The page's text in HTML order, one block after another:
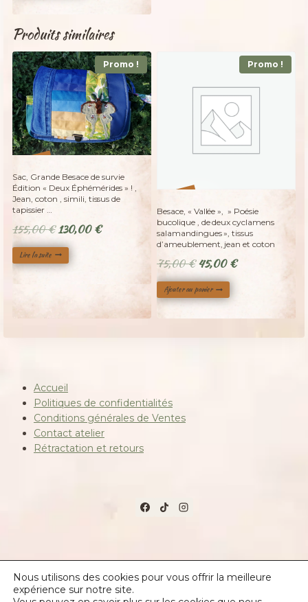
100,00 €.
Produits similaires
Promo !
Adopté
Sac, Grande Besace de survie
Édition « Deux Éphémérides » ! ,
Jean, coton , simili, tissus de
tapissier …
155,00€ Le
prix
initial
130,00€Le
Lire la suite
Promo !
Besace, « Vallée », » Poésie
bucolique , de deux cyclamens
salamandingues », tissus
d’ameublement, jean et coton
75,00€ Le
prix
initial
45,00€Le
Ajouter au panier
Accueil
Politiques de confidentialités
Conditions générales de Ventes
Contact atelier
Rétractation et retours
© 2026 Les créations de la salamandre
Nous utilisons des cookies pour vous offrir la meilleure
expérience sur notre site.